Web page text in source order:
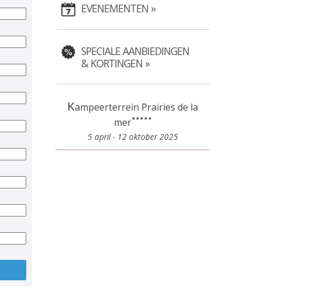
EVENEMENTEN
SPECIALE AANBIEDINGEN
& KORTINGEN
Kampeerterrein Prairies de la
mer
5 april - 12 oktober 2025